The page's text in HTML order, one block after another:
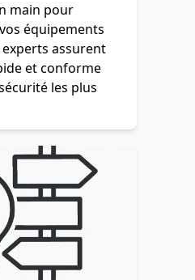
main pour
équipements
assurent
et conforme
les plus